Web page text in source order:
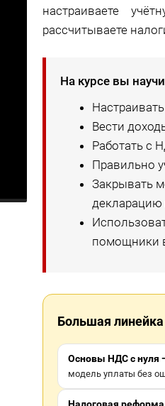
настраиваете
рассчитываете
На курсе вы
Вести
Работать с
Правильно
Закрывать
помощники
Большая
Основы НДС с нуля
модель уплаты без